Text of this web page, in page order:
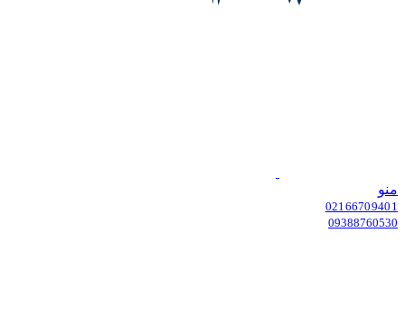
منو
02166709401
09388760530